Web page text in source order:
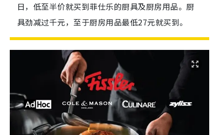
日，低至半价就买到菲仕乐的厨具及厨房用品。厨
具劲减过千元，至于厨房用品最低27元就买到。